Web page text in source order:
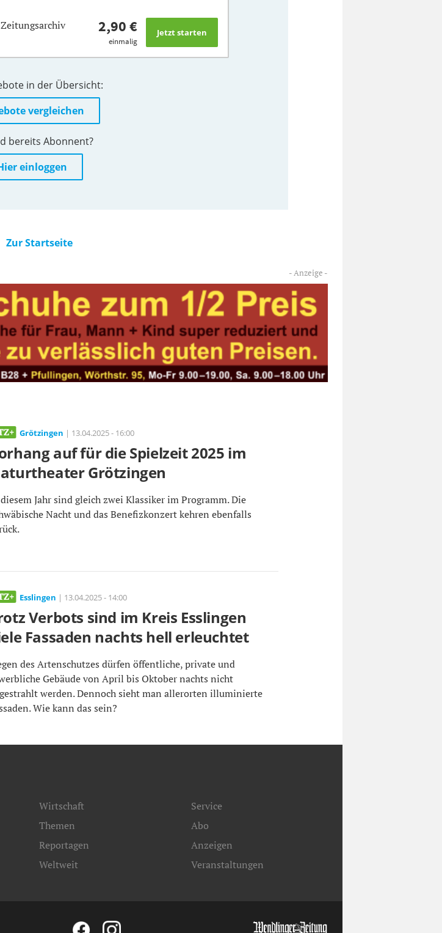
2,90 €
einmalig
in der Übersicht:
vergleichen
bereits Abonnent?
einloggen
Zur Startseite
Grötzingen | 13.04.2025 - 16:00
auf für die Spielzeit 2025 im
Grötzingen
Jahr sind gleich zwei Klassiker im Programm. Die
Nacht und das Benefizkonzert kehren ebenfalls
Esslingen | 13.04.2025 - 14:00
Verbots sind im Kreis Esslingen
Fassaden nachts hell erleuchtet
des Artenschutzes dürfen öffentliche, private und
Gebäude von April bis Oktober nachts nicht
werden. Dennoch sieht man allerorten illuminierte
Wie kann das sein?
Wirtschaft
Themen
Reportagen
Weltweit
Service
Abo
Anzeigen
Veranstaltungen